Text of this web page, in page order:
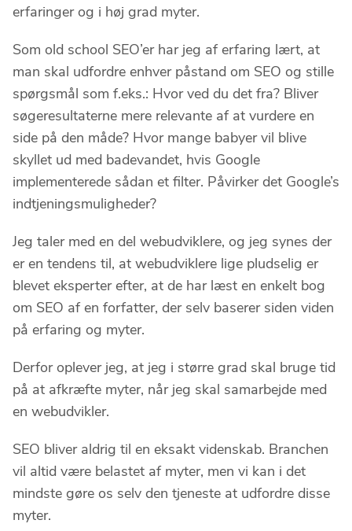
erfaringer og i høj grad myter.
Som old school SEO’er har jeg af erfaring lært, at
man skal udfordre enhver påstand om SEO og stille
spørgsmål som f.eks.: Hvor ved du det fra? Bliver
søgeresultaterne mere relevante af at vurdere en
side på den måde? Hvor mange babyer vil blive
skyllet ud med badevandet, hvis Google
implementerede sådan et filter. Påvirker det Google’s
indtjeningsmuligheder?
Jeg taler med en del webudviklere, og jeg synes der
er en tendens til, at webudviklere lige pludselig er
blevet eksperter efter, at de har læst en enkelt bog
om SEO af en forfatter, der selv baserer siden viden
på erfaring og myter.
Derfor oplever jeg, at jeg i større grad skal bruge tid
på at afkræfte myter, når jeg skal samarbejde med
en webudvikler.
SEO bliver aldrig til en eksakt videnskab. Branchen
vil altid være belastet af myter, men vi kan i det
mindste gøre os selv den tjeneste at udfordre disse
myter.